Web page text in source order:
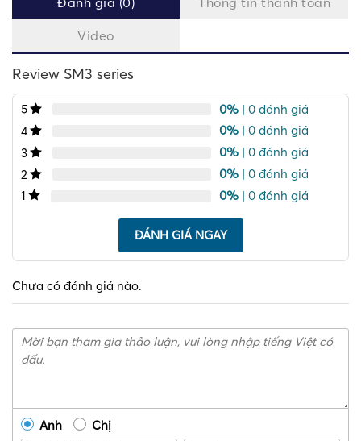
Video
Review SM3 series
5 0% | 0 đánh giá
4
0% | 0 đánh giá
3
0% | 0 đánh giá
2
0% | 0 đánh giá
1
0% | 0 đánh giá
ĐÁNH GIÁ NGAY
Chưa có đánh giá nào.
Anh Chị